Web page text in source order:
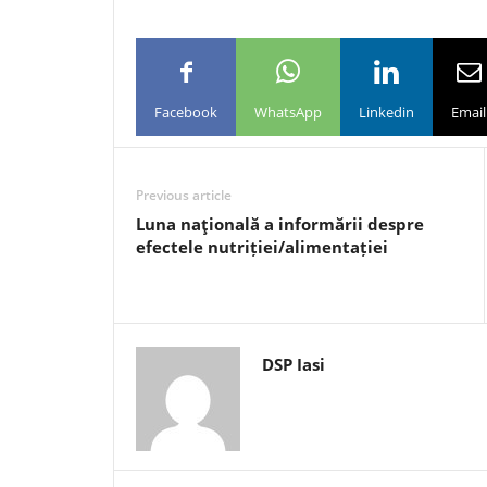
Facebook WhatsApp Linkedin Email
Previous article
Luna naţională a informării despre
efectele nutriției/alimentației
DSP Iasi